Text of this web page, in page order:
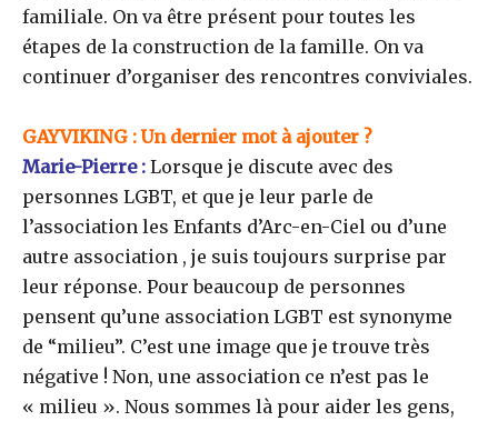
familiale. On va être présent pour toutes les
étapes de la construction de la famille. On va
continuer d’organiser des rencontres conviviales.
GAYVIKING : Un dernier mot à ajouter ?
Marie-Pierre : Lorsque je discute avec des
personnes LGBT, et que je leur parle de
l’association les Enfants d’Arc-en-Ciel ou d’une
autre association , je suis toujours surprise par
leur réponse. Pour beaucoup de personnes
pensent qu’une association LGBT est synonyme
de “milieu”. C’est une image que je trouve très
négative ! Non, une association ce n’est pas le
« milieu ». Nous sommes là pour aider les gens,